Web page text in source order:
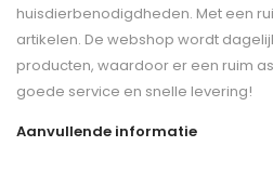
huisdierbenodigdheden. Met een
artikelen. De webshop wordt
producten, waardoor er een ruim
goede service en snelle levering!
Aanvullende informatie